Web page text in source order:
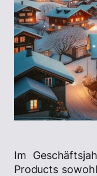
Im
Products